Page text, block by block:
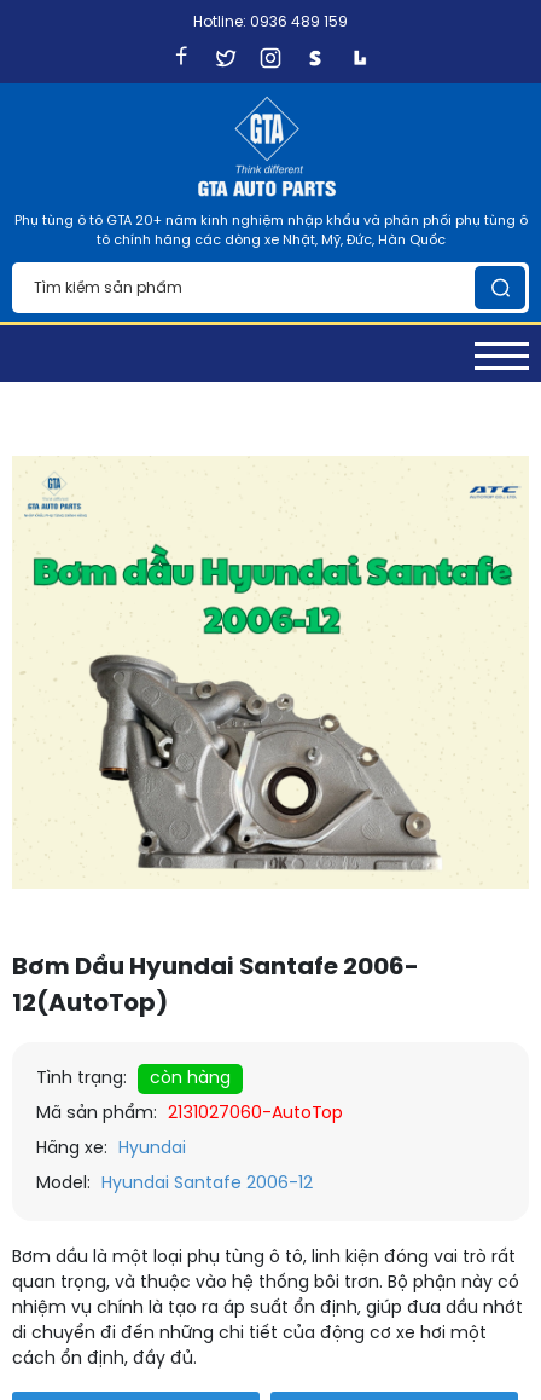
Hotline: 0936 489 159
Phụ tùng ô tô GTA 20+ năm kinh nghiệm nhập khẩu và phân phối phụ tùng ô
tô chính hãng các dòng xe Nhật, Mỹ, Đức, Hàn Quốc
Bơm Dầu Hyundai Santafe 2006-
12(AutoTop)
Tình trạng:
còn hàng
Mã sản phẩm:
2131027060-AutoTop
Hãng xe:
Hyundai
Model:
Hyundai Santafe 2006-12
Bơm dầu là một loại phụ tùng ô tô, linh kiện đóng vai trò rất
quan trọng, và thuộc vào hệ thống bôi trơn. Bộ phận này có
nhiệm vụ chính là tạo ra áp suất ổn định, giúp đưa dầu nhớt
di chuyển đi đến những chi tiết của động cơ xe hơi một
cách ổn định, đầy đủ.